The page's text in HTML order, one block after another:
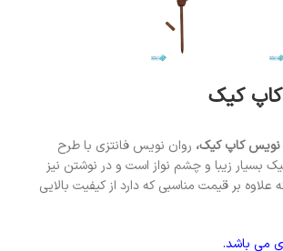
کیک
نویس کاپ کیک، روان نویس فانتزی با طرح
بسیار زیبا و چشم نواز است و در نوشتن نیز
بر قیمت مناسبی که دارد از کیفیت بالایی
می باشد.